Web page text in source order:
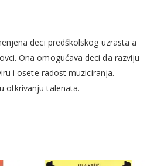
deci predškolskog uzrasta a
Ona omogućava deci da razviju
i osete radost muziciranja.
otkrivanju talenata.